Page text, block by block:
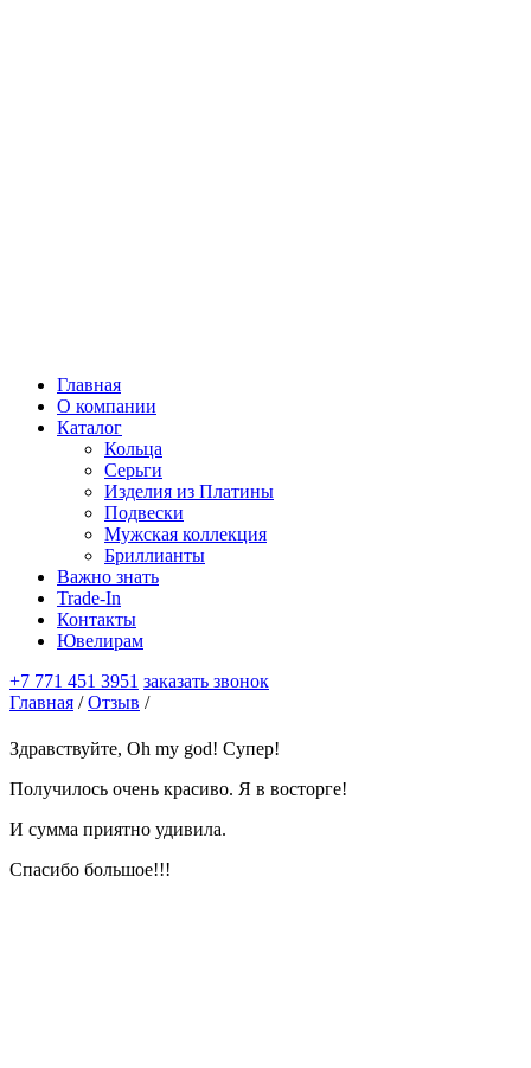
Главная
О компании
Каталог
Кольца
Серьги
Изделия из Платины
Подвески
Мужская коллекция
Бриллианты
Важно знать
Trade-In
Контакты
Ювелирам
+7 771 451 3951 заказать звонок
Главная /Отзыв /
Здравствуйте, Oh my god! Супер!
Получилось очень красиво. Я в восторге!
И сумма приятно удивила.
Спасибо большое!!!